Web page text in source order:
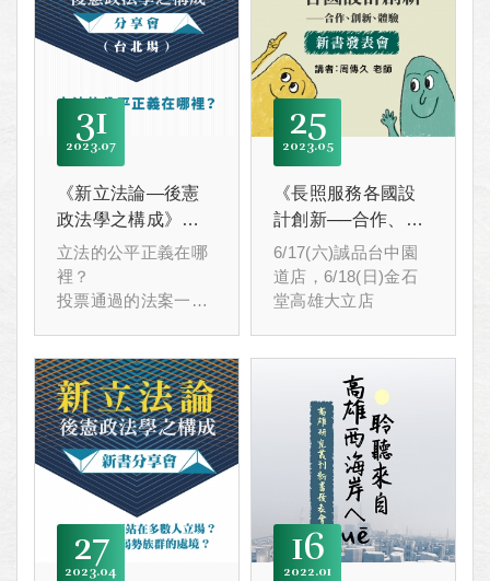
31
07
2023
《新立法論—後憲
政法學之構成》分
享會(台北場)
立法的公平正義在哪
裡？
投票通過的法案一定
25
05
2023
《長照服務各國設
計創新──合作、創
新、體驗》 新書發
表會
6/17(六)誠品台中園
道店，6/18(日)金石
堂高雄大立店
27
04
2023
16
01
2022